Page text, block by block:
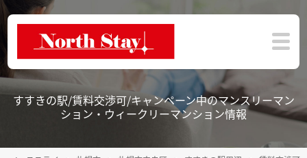
すすきの駅/賃料交渉可/キャンペーン中のマンスリーマン
ション・ウィークリーマンション情報